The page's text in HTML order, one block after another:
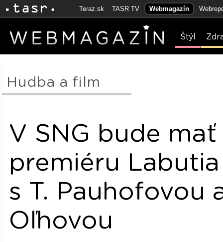
Teraz.sk TASR TV Webmagazín
Štýl
Hudba a film
V SNG bude mať
premiéru
s T. Pauhofovou
Oľhovou